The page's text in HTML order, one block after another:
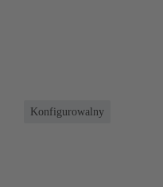
Konfigurowalny